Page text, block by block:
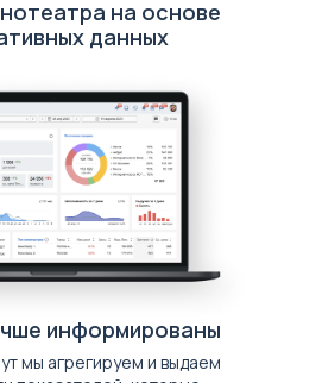
на основе
данных
информированы
мы агрегируем и выдаем